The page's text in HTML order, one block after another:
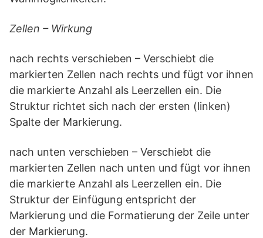
Zellen – Wirkung
nach rechts verschieben – Verschiebt die
markierten Zellen nach rechts und fügt vor ihnen
die markierte Anzahl als Leerzellen ein. Die
Struktur richtet sich nach der ersten (linken)
Spalte der Markierung.
nach unten verschieben – Verschiebt die
markierten Zellen nach unten und fügt vor ihnen
die markierte Anzahl als Leerzellen ein. Die
Struktur der Einfügung entspricht der
Markierung und die Formatierung der Zeile unter
der Markierung.